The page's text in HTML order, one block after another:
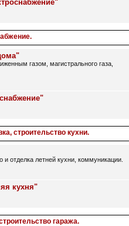
газом, магистрального газа,
строительство кухни.
и отделка летней кухни, коммуникации.
кухня"
гаража.